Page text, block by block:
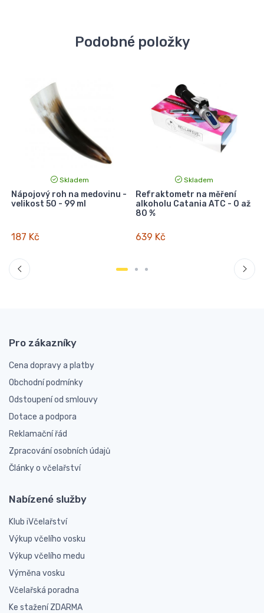
Podobné položky
Skladem
Nápojový roh na medovinu -
velikost 50 - 99 ml
187 Kč
Skladem
Refraktometr na měření
alkoholu Catania ATC - 0 až
80 %
639 Kč
Pro zákazníky
Cena dopravy a platby
Obchodní podmínky
Odstoupení od smlouvy
Dotace a podpora
Reklamační řád
Zpracování osobních údajů
Články o včelařství
Nabízené služby
Klub iVčelařství
Výkup včelího vosku
Výkup včelího medu
Výměna vosku
Včelařská poradna
Ke stažení ZDARMA